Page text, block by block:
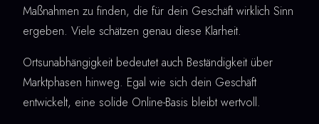
Maßnahmen zu finden, die für dein Geschäft wirklich Sinn
ergeben. Viele schätzen genau diese Klarheit.
Ortsunabhängigkeit bedeutet auch Beständigkeit über
Marktphasen hinweg. Egal wie sich dein Geschäft
entwickelt, eine solide Online-Basis bleibt wertvoll.